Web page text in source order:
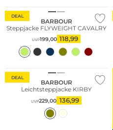
DEAL
BARBOUR
Steppjacke FLYWEIGHT CAVALRY
UVP199,00 118,99
DEAL
Große Größen
BARBOUR
Leichtsteppjacke KIRBY
UVP229,00 136,99